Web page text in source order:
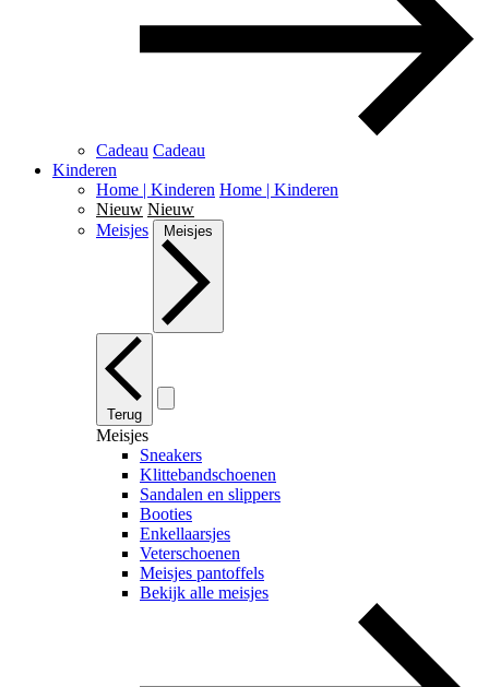
Cadeau Cadeau
Kinderen
Home | Kinderen Home | Kinderen
Nieuw Nieuw
Meisjes
Meisjes
Terug
Meisjes
Sneakers
Klittebandschoenen
Sandalen en slippers
Booties
Enkellaarsjes
Veterschoenen
Meisjes pantoffels
Bekijk alle meisjes